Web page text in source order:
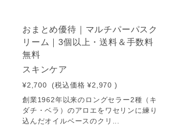
おまとめ優待｜マルチパーパスク
リーム｜3個以上・送料＆手数料
無料
スキンケア
¥2,700 (税込価格 ¥2,970 )
創業1962年以来のロングセラー2種（キ
ダチ・ベラ）のアロエをワセリンに練り
込んだオイルベースのクリ...